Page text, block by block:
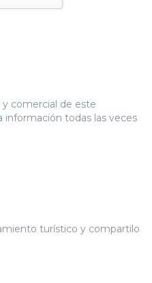
y comercial de este
todas las veces
turístico y compartilo